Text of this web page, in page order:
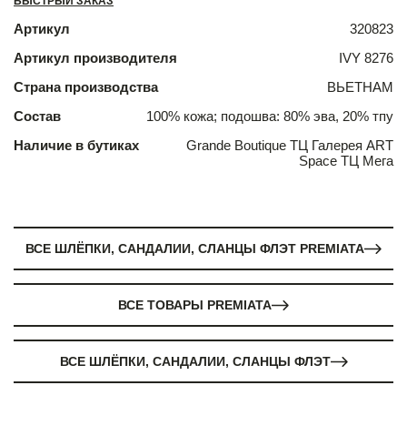
Артикул
320823
Артикул производителя
IVY 8276
Страна производства
ВЬЕТНАМ
Состав
100% кожа; подошва: 80% эва, 20% тпу
Наличие в бутиках
Grande Boutique ТЦ Галерея ART
Space ТЦ Мега
ВСЕ ШЛЁПКИ, САНДАЛИИ, СЛАНЦЫ ФЛЭТ PREMIATA
ВСЕ ТОВАРЫ PREMIATA
ВСЕ ШЛЁПКИ, САНДАЛИИ, СЛАНЦЫ ФЛЭТ